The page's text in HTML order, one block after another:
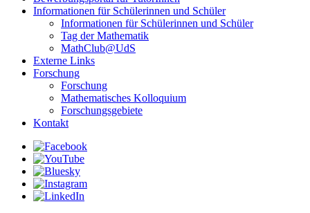
Informationen für Schülerinnen und Schüler
Informationen für Schülerinnen und Schüler
Tag der Mathematik
MathClub@UdS
Externe Links
Forschung
Forschung
Mathematisches Kolloquium
Forschungsgebiete
Kontakt